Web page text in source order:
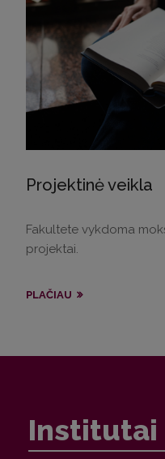
Projektinė veikla
Fakultete vykdoma
projektai.
PLAČIAU
Institutai